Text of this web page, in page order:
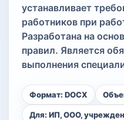
устанавливает
работников при
Разработана на
правил. Является
выполнения
Формат: DOCX
Для: ИП, ООО,